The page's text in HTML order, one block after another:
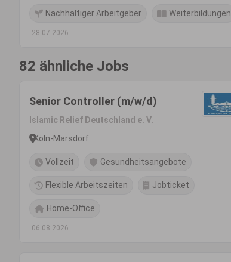
Nachhaltiger Arbeitgeber Weiterbildungen
28.07.2026
82 ähnliche Jobs
Senior Controller (m/w/d)
Islamic Relief Deutschland e. V.
Köln-Marsdorf
Vollzeit Gesundheitsangebote
Flexible Arbeitszeiten Jobticket
Home-Office
06.08.2026